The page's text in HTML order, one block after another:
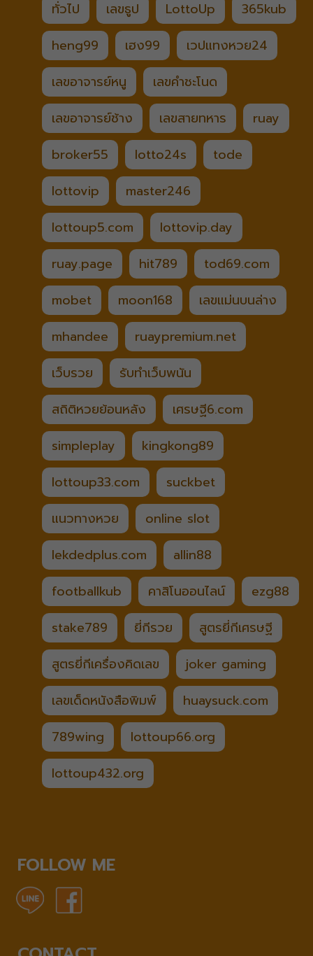
ทั่วไป
เลขธูป LottoUp
365kub
heng99
เฮง99
เวปแทงหวย24
เลขอาจารย์หนู
เลขคำชะโนด
เลขอาจารย์ช้าง
เลขสายทหาร
ruay
broker55
lotto24s
tode
lottovip
master246
lottoup5.com
lottovip.day
ruay.page
hit789
tod69.com
mobet
moon168
เลขแม่นบนล่าง
mhandee
ruaypremium.net
เว็บรวย
รับทำเว็บพนัน
สถิติหวยย้อนหลัง
เศรษฐี6.com
simpleplay
kingkong89
lottoup33.com
suckbet
แนวทางหวย
online slot
lekdedplus.com
allin88
footballkub
คาสิโนออนไลน์
ezg88
stake789
ยี่กีรวย
สูตรยี่กีเศรษฐี
สูตรยี่กีเครื่องคิดเลข
joker gaming
เลขเด็ดหนังสือพิมพ์
huaysuck.com
789wing
lottoup66.org
lottoup432.org
FOLLOW ME